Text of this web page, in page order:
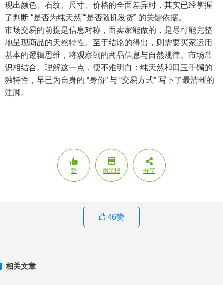
现出颜色、石纹、尺寸、价格的全面差异时，其实已经掌握
了判断 “是否为纯天然”“是否随机发货” 的关键依据。
市场交易的前提是信息对称，而卖家能做的，是尽可能完整
地呈现商品的天然特性。至于结论的得出，则需要买家运用
基本的逻辑思维，将观察到的商品信息与自然规律、市场常
识相结合。理解这一点，便不难明白：纯天然和田玉手镯的
独特性，早已为自身的 “身份” 与 “交易方式” 写下了最清晰的
注脚。
赞 微海报 分享
46赞
相关文章